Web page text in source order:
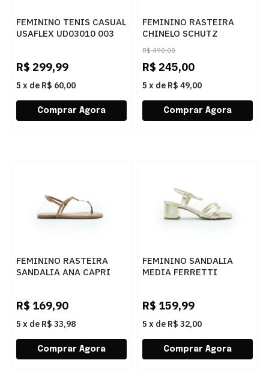
FEMININO TENIS CASUAL
USAFLEX UD03010 003
R$ 299,99
5 x de R$ 60,00
FEMININO RASTEIRA
CHINELO SCHUTZ
S2053300460003 BLACK
R$ 490,00
R$ 245,00
5 x de R$ 49,00
FEMININO RASTEIRA
SANDALIA ANA CAPRI
R$ 169,90
5 x de R$ 33,98
FEMININO SANDALIA
MEDIA FERRETTI
R$ 159,99
5 x de R$ 32,00